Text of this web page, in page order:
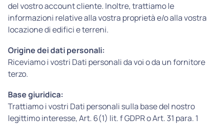
del vostro account cliente. Inoltre, trattiamo le
informazioni relative alla vostra proprietà e/o alla vostra
locazione di edifici e terreni.
Origine dei dati personali:
Riceviamo i vostri Dati personali da voi o da un fornitore
terzo.
Base giuridica:
Trattiamo i vostri Dati personali sulla base del nostro
legittimo interesse, Art. 6(1) lit. f GDPR o Art. 31 para. 1